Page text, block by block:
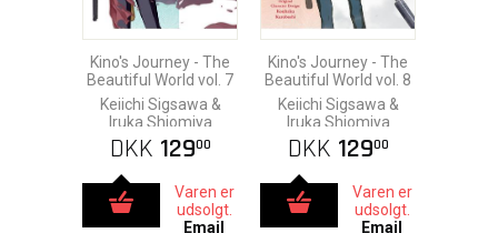
Kino's Journey - The
Beautiful World vol. 7
Keiichi Sigsawa &
Iruka Shiomiya
DKK 12900
Varen er
udsolgt.
Email
Kino's Journey - The
Beautiful World vol. 8
Keiichi Sigsawa &
Iruka Shiomiya
DKK 12900
Varen er
udsolgt.
Email